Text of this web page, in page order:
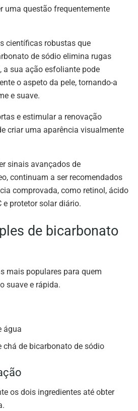
uma questão frequentemente
científicas robustas que
de sódio elimina rugas
a sua ação esfoliante pode
o aspeto da pele, tornando-a
e suave.
e estimular a renovação
criar uma aparência visualmente
sinais avançados de
continuam a ser recomendados
comprovada, como retinol, ácido
e protetor solar diário.
de bicarbonato
mais populares para quem
suave e rápida.
água
chá de bicarbonato de sódio
os dois ingredientes até obter